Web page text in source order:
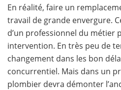
En réalité, faire un
travail de grande envergure.
d’un professionnel du métier
intervention. En très peu de
changement dans les bon
concurrentiel. Mais dans un
plombier devra démonter